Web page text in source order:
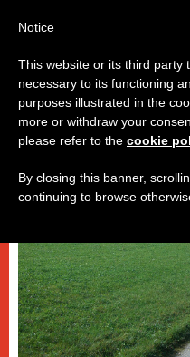
باباوات
Notice
This website or its third party
necessary to its functioning
purposes illustrated in the
more or withdraw your
please refer to the cookie
By closing this banner,
continuing to browse